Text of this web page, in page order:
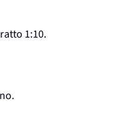
1:10.